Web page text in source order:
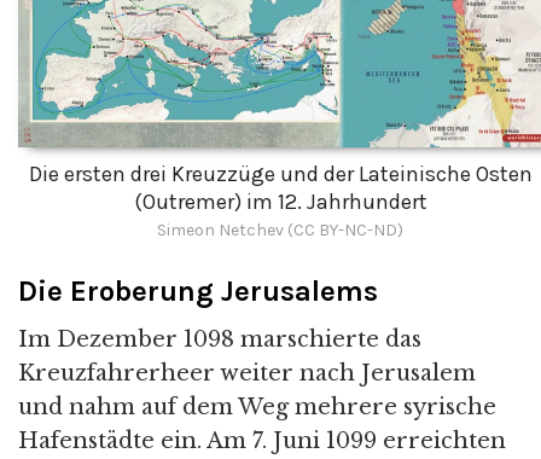
Die ersten drei Kreuzzüge und der Lateinische Osten
(Outremer) im 12. Jahrhundert
Simeon Netchev (CC BY-NC-ND)
Die Eroberung Jerusalems
Im Dezember 1098 marschierte das
Kreuzfahrerheer weiter nach Jerusalem
und nahm auf dem Weg mehrere syrische
Hafenstädte ein. Am 7. Juni 1099 erreichten